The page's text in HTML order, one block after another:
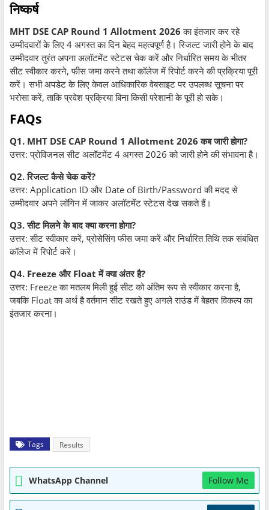
निष्कर्ष
MHT DSE CAP Round 1 Allotment 2026 का इंतजार कर रहे
उम्मीदवारों के लिए 4 अगस्त का दिन बेहद महत्वपूर्ण है। रिजल्ट जारी होने के बाद
उम्मीदवार तुरंत अपना अलॉटमेंट स्टेटस चेक करें और निर्धारित समय के भीतर
सीट स्वीकार करने, फीस जमा करने तथा कॉलेज में रिपोर्ट करने की प्रक्रिया पूरी
करें। सभी अपडेट के लिए केवल आधिकारिक वेबसाइट पर उपलब्ध सूचना पर
भरोसा करें, ताकि प्रवेश प्रक्रिया बिना किसी परेशानी के पूरी हो सके।
FAQs
Q1. MHT DSE CAP Round 1 Allotment 2026 कब जारी होगा?
उत्तर: प्रोविजनल सीट अलॉटमेंट 4 अगस्त 2026 को जारी होने की संभावना है।
Q2. रिजल्ट कैसे चेक करें?
उत्तर: Application ID और Date of Birth/Password की मदद से
उम्मीदवार अपने लॉगिन में जाकर अलॉटमेंट स्टेटस देख सकते हैं।
Q3. सीट मिलने के बाद क्या करना होगा?
उत्तर: सीट स्वीकार करें, प्रोसेसिंग फीस जमा करें और निर्धारित तिथि तक संबंधित
कॉलेज में रिपोर्ट करें।
Q4. Freeze और Float में क्या अंतर है?
उत्तर: Freeze का मतलब मिली हुई सीट को अंतिम रूप से स्वीकार करना है,
जबकि Float का अर्थ है वर्तमान सीट रखते हुए अगले राउंड में बेहतर विकल्प का
इंतजार करना।
Tags Results
WhatsApp Channel Follow Me